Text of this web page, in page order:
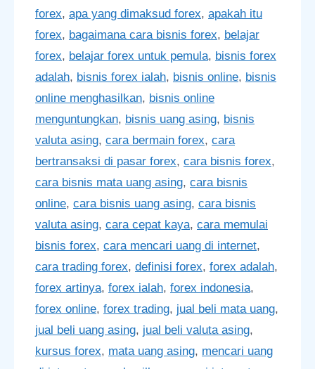
forex, apa yang dimaksud forex, apakah itu
forex, bagaimana cara bisnis forex, belajar
forex, belajar forex untuk pemula, bisnis forex
adalah, bisnis forex ialah, bisnis online, bisnis
online menghasilkan, bisnis online
menguntungkan, bisnis uang asing, bisnis
valuta asing, cara bermain forex, cara
bertransaksi di pasar forex, cara bisnis forex,
cara bisnis mata uang asing, cara bisnis
online, cara bisnis uang asing, cara bisnis
valuta asing, cara cepat kaya, cara memulai
bisnis forex, cara mencari uang di internet,
cara trading forex, definisi forex, forex adalah,
forex artinya, forex ialah, forex indonesia,
forex online, forex trading, jual beli mata uang,
jual beli uang asing, jual beli valuta asing,
kursus forex, mata uang asing, mencari uang